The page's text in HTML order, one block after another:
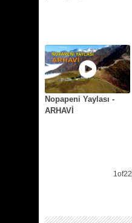
Nopapeni Yaylası -
ARHAVİ
1of22